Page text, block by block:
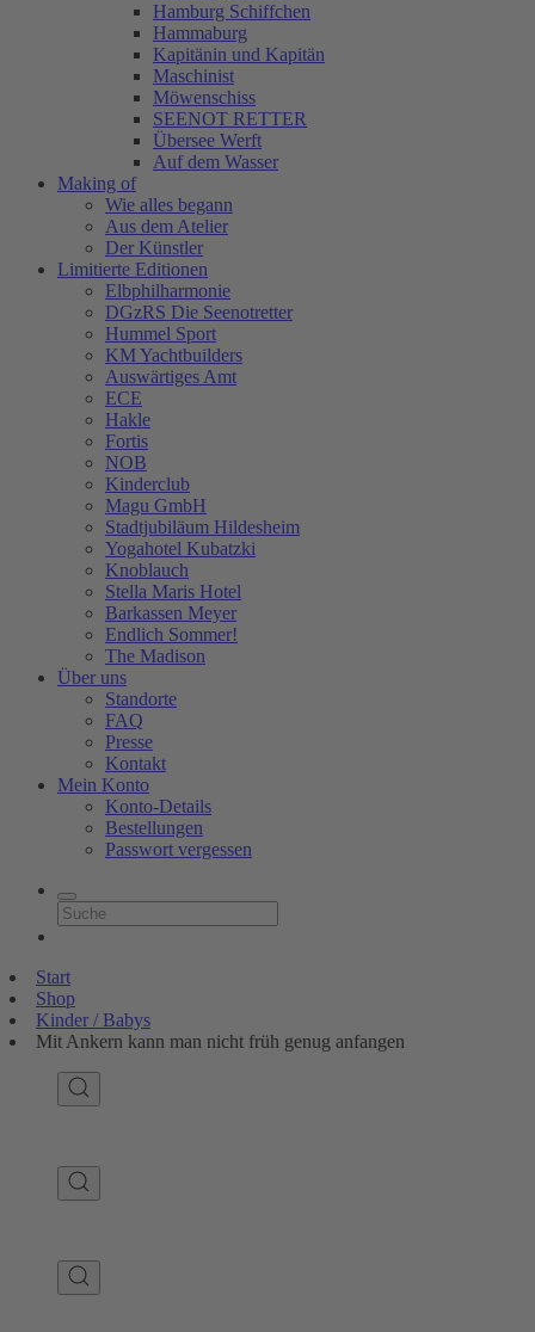
Hamburg Schiffchen
Hammaburg
Kapitänin und Kapitän
Maschinist
Möwenschiss
SEENOT RETTER
Übersee Werft
Auf dem Wasser
Making of
Wie alles begann
Aus dem Atelier
Der Künstler
Limitierte Editionen
Elbphilharmonie
DGzRS Die Seenotretter
Hummel Sport
KM Yachtbuilders
Auswärtiges Amt
ECE
Hakle
Fortis
NOB
Kinderclub
Magu GmbH
Stadtjubiläum Hildesheim
Yogahotel Kubatzki
Knoblauch
Stella Maris Hotel
Barkassen Meyer
Endlich Sommer!
The Madison
Über uns
Standorte
FAQ
Presse
Kontakt
Mein Konto
Konto-Details
Bestellungen
Passwort vergessen
Start
Shop
Kinder / Babys
Mit Ankern kann man nicht früh genug anfangen